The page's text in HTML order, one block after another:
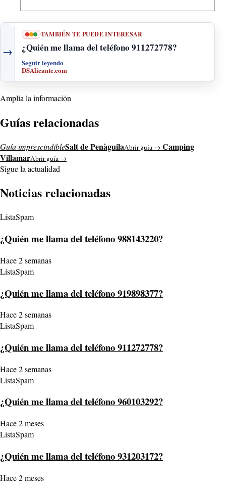
→
TAMBIÉN TE PUEDE INTERESAR
¿Quién me llama del teléfono 911272778?
Seguir leyendo
DSAlicante.com
Amplía la información
Guías relacionadas
Guía imprescindibleSalt de PenàguilaAbrir guía → Camping
VillamarAbrir guía →
Sigue la actualidad
Noticias relacionadas
ListaSpam
¿Quién me llama del teléfono 988143220?
Hace 2 semanas
ListaSpam
¿Quién me llama del teléfono 919898377?
Hace 2 semanas
ListaSpam
¿Quién me llama del teléfono 911272778?
Hace 2 semanas
ListaSpam
¿Quién me llama del teléfono 960103292?
Hace 2 meses
ListaSpam
¿Quién me llama del teléfono 931203172?
Hace 2 meses